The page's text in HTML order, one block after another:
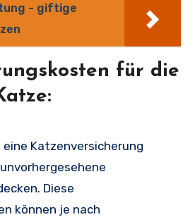
- giftige
für die
Katzenversicherung
Diese
können je nach